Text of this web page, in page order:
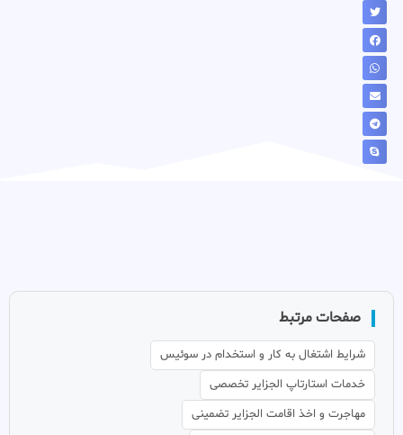
صفحات مرتبط
شرایط اشتغال به کار و استخدام در سوئیس
خدمات استارتاپ الجزایر تخصصی
مهاجرت و اخذ اقامت الجزایر تضمینی